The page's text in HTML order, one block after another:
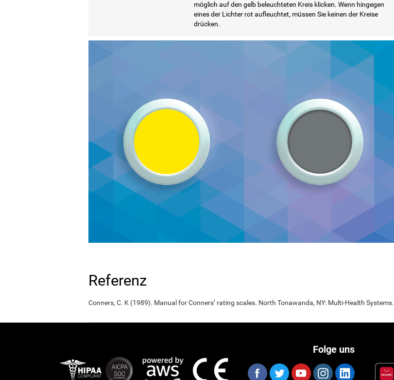
möglich auf den gelb beleuchteten Kreis klicken. Wenn hingegen
eines der Lichter rot aufleuchtet, müssen Sie keinen der Kreise
drücken.
Referenz
Conners, C. K (1989). Manual for Conners’ rating scales. North Tonawanda, NY: Multi-Health Systems.
Folge uns